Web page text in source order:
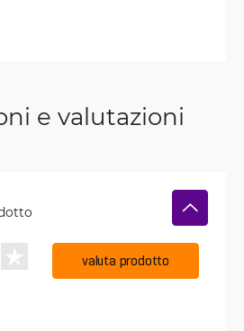
e valutazioni
valuta prodotto